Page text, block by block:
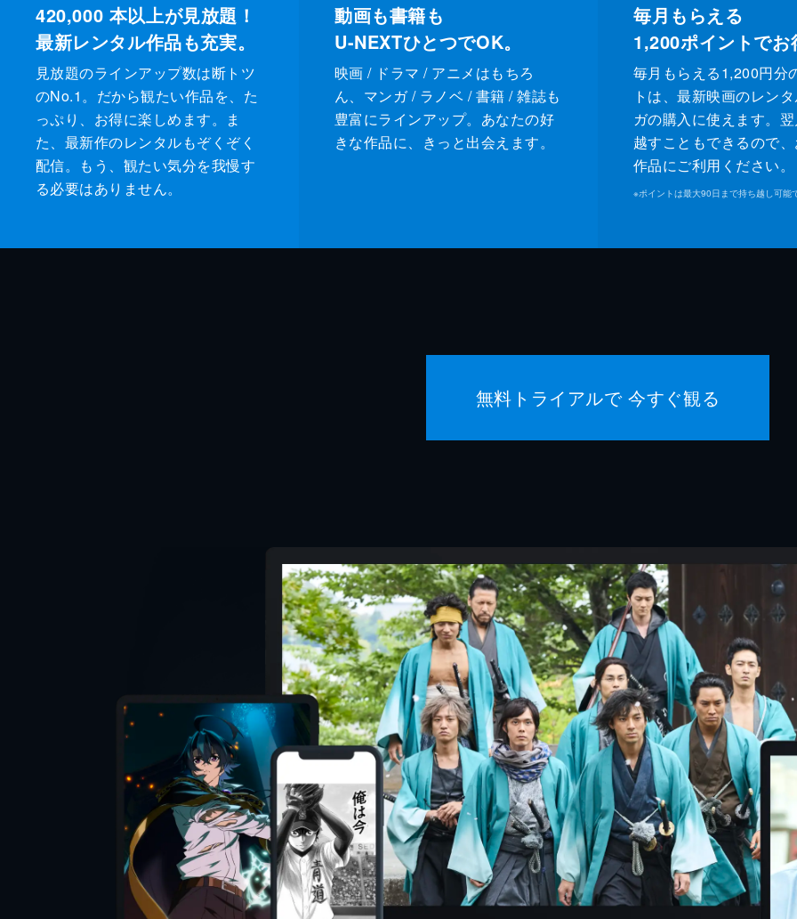
420,000 本以上が見放題！
最新レンタル作品も充実。
見放題のラインアップ数は断トツ
のNo.1。だから観たい作品を、た
っぷり、お得に楽しめます。ま
た、最新作のレンタルもぞくぞく
配信。もう、観たい気分を我慢す
る必要はありません。
動画も書籍も
U-NEXTひとつでOK。
映画 / ドラマ / アニメはもちろ
ん、マンガ / ラノベ / 書籍 / 雑誌も
豊富にラインアップ。あなたの好
きな作品に、きっと出会えます。
毎月もらえる
1,200ポイントでお
毎月もらえる1,200円分
トは、最新映画のレン
ガの購入に使えます。
越すこともできるので
作品にご利用ください。
※ポイントは最大90日まで持ち越し可能で
無料トライアルで 今すぐ観る